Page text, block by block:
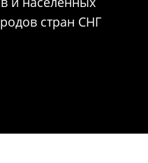
стран СНГ